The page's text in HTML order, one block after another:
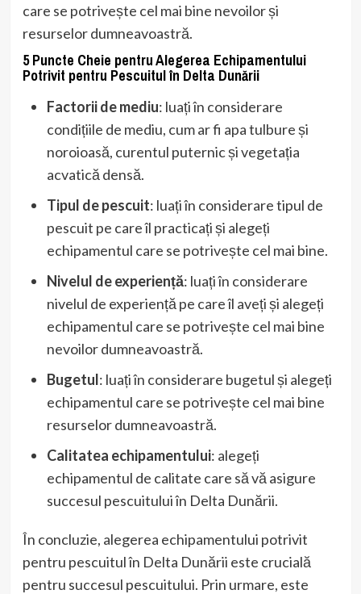
care se potrivește cel mai bine nevoilor și
resurselor dumneavoastră.
5 Puncte Cheie pentru Alegerea Echipamentului
Potrivit pentru Pescuitul în Delta Dunării
Factorii de mediu: luați în considerare
condițiile de mediu, cum ar fi apa tulbure și
noroioasă, curentul puternic și vegetația
acvatică densă.
Tipul de pescuit: luați în considerare tipul de
pescuit pe care îl practicați și alegeți
echipamentul care se potrivește cel mai bine.
Nivelul de experiență: luați în considerare
nivelul de experiență pe care îl aveți și alegeți
echipamentul care se potrivește cel mai bine
nevoilor dumneavoastră.
Bugetul: luați în considerare bugetul și alegeți
echipamentul care se potrivește cel mai bine
resurselor dumneavoastră.
Calitatea echipamentului: alegeți
echipamentul de calitate care să vă asigure
succesul pescuitului în Delta Dunării.
În concluzie, alegerea echipamentului potrivit
pentru pescuitul în Delta Dunării este crucială
pentru succesul pescuitului. Prin urmare, este